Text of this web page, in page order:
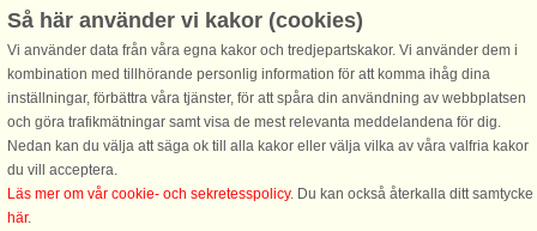
ende af Ringkøbing Fjord. Husbåden
moderne ...
från 10.040 SEK
maritim oplevelse, hvor afslapning
eventyr mødes. Forestil dig ...
från 10.827 SEK
Så här använder vi kakor (cookies)
Vi använder data från våra egna kakor och tredjepartskakor. Vi använder dem i
kombination med tillhörande personlig information för att komma ihåg dina
inställningar, förbättra våra tjänster, för att spåra din användning av webbplatsen
och göra trafikmätningar samt visa de mest relevanta meddelandena för dig.
Nedan kan du välja att säga ok till alla kakor eller välja vilka av våra valfria kakor
du vill acceptera.
Läs mer om vår cookie- och sekretesspolicy. Du kan också återkalla ditt samtycke
här.